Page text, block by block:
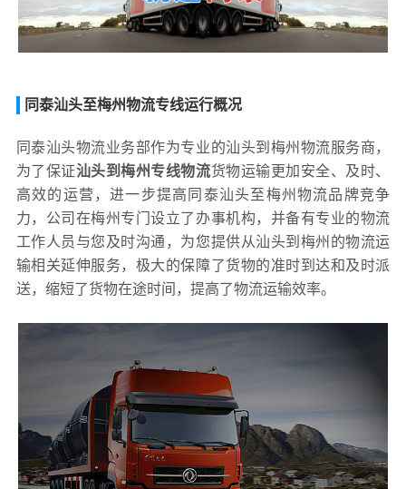
同泰汕头至梅州物流专线运行概况
同泰汕头物流业务部作为专业的汕头到梅州物流服务商，
为了保证汕头到梅州专线物流货物运输更加安全、及时、
高效的运营，进一步提高同泰汕头至梅州物流品牌竞争
力，公司在梅州专门设立了办事机构，并备有专业的物流
工作人员与您及时沟通，为您提供从汕头到梅州的物流运
输相关延伸服务，极大的保障了货物的准时到达和及时派
送，缩短了货物在途时间，提高了物流运输效率。